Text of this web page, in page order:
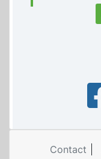
Contact